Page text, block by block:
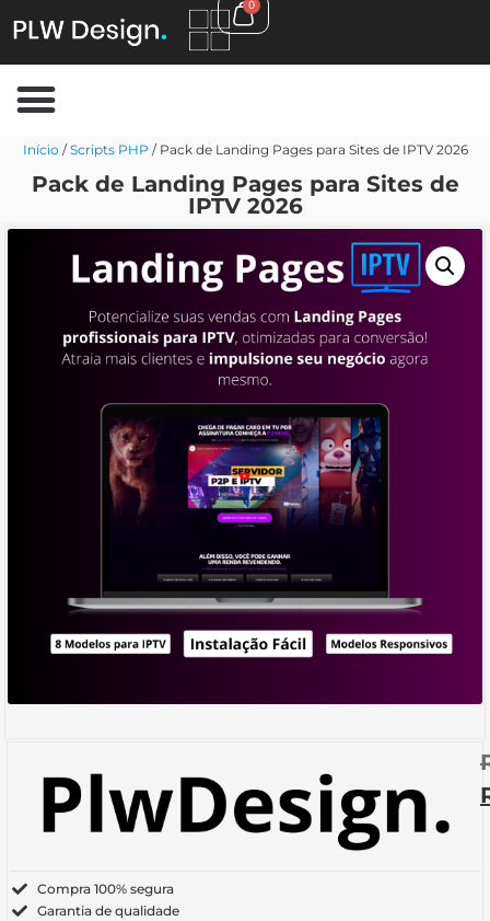
0
Início /Scripts PHP / Pack de Landing Pages para Sites de IPTV 2026
Pack de Landing Pages para Sites de
IPTV 2026
Compra 100% segura
Garantia de qualidade